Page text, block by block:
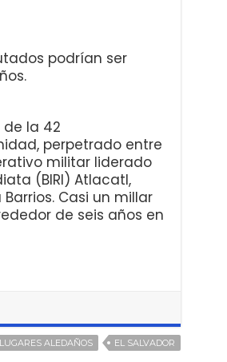
podrían ser
la 42
perpetrado entre
militar liderado
(BIRI) Atlacatl,
Casi un millar
de seis años en
ALEDAÑOS
EL SALVADOR